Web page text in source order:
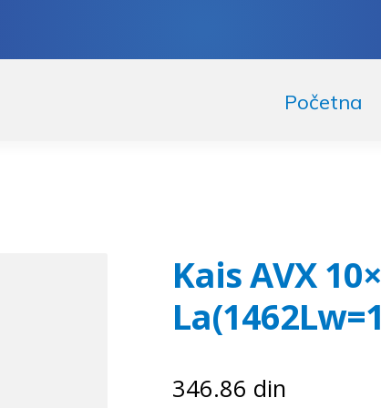
Početna
Kais AVX
346.86 din